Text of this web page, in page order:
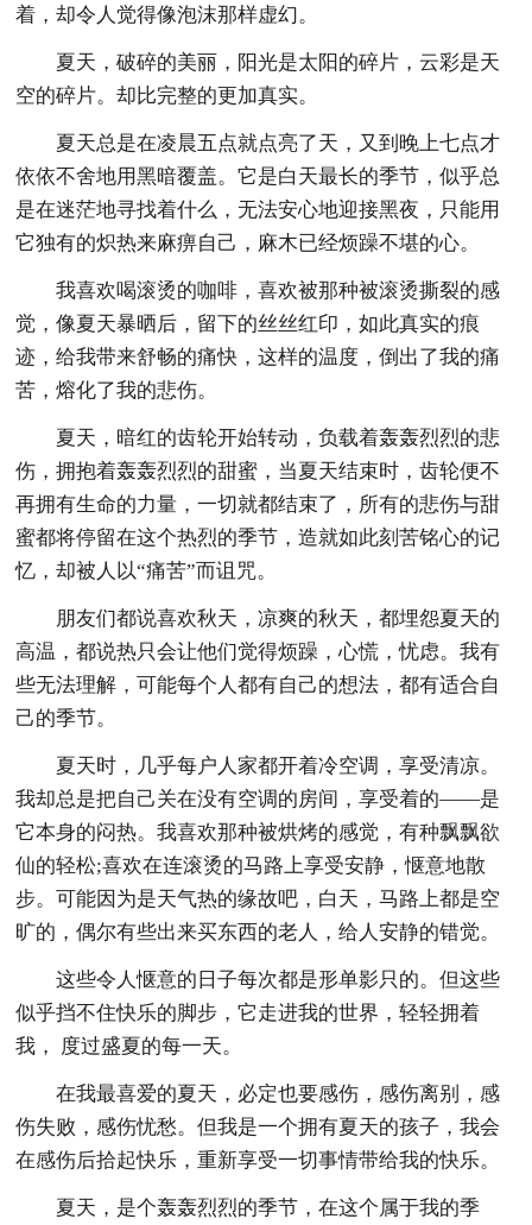
着，却令人觉得像泡沫那样虚幻。
夏天，破碎的美丽，阳光是太阳的碎片，云彩是天
空的碎片。却比完整的更加真实。
夏天总是在凌晨五点就点亮了天，又到晚上七点才
依依不舍地用黑暗覆盖。它是白天最长的季节，似乎总
是在迷茫地寻找着什么，无法安心地迎接黑夜，只能用
它独有的炽热来麻痹自己，麻木已经烦躁不堪的心。
我喜欢喝滚烫的咖啡，喜欢被那种被滚烫撕裂的感
觉，像夏天暴晒后，留下的丝丝红印，如此真实的痕
迹，给我带来舒畅的痛快，这样的温度，倒出了我的痛
苦，熔化了我的悲伤。
夏天，暗红的齿轮开始转动，负载着轰轰烈烈的悲
伤，拥抱着轰轰烈烈的甜蜜，当夏天结束时，齿轮便不
再拥有生命的力量，一切就都结束了，所有的悲伤与甜
蜜都将停留在这个热烈的季节，造就如此刻苦铭心的记
忆，却被人以“痛苦”而诅咒。
朋友们都说喜欢秋天，凉爽的秋天，都埋怨夏天的
高温，都说热只会让他们觉得烦躁，心慌，忧虑。我有
些无法理解，可能每个人都有自己的想法，都有适合自
己的季节。
夏天时，几乎每户人家都开着冷空调，享受清凉。
我却总是把自己关在没有空调的房间，享受着的——是
它本身的闷热。我喜欢那种被烘烤的感觉，有种飘飘欲
仙的轻松;喜欢在连滚烫的马路上享受安静，惬意地散
步。可能因为是天气热的缘故吧，白天，马路上都是空
旷的，偶尔有些出来买东西的老人，给人安静的错觉。
这些令人惬意的日子每次都是形单影只的。但这些
似乎挡不住快乐的脚步，它走进我的世界，轻轻拥着
我， 度过盛夏的每一天。
在我最喜爱的夏天，必定也要感伤，感伤离别，感
伤失败，感伤忧愁。但我是一个拥有夏天的孩子，我会
在感伤后拾起快乐，重新享受一切事情带给我的快乐。
夏天，是个轰轰烈烈的季节，在这个属于我的季